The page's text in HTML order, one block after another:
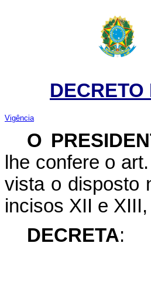
DECRETO
Vigência
O
lhe confere o
vista o disposto
incisos XII e
DECRETA: